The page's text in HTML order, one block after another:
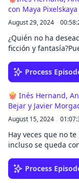
con Maya
August 29, 2024
¿Quién no ha
ficción y
Process
🍿 Inés Hernand,
Bejar y Javier
August 15, 2024
Hay veces que no
incluso se queda
son sus personajes
Process